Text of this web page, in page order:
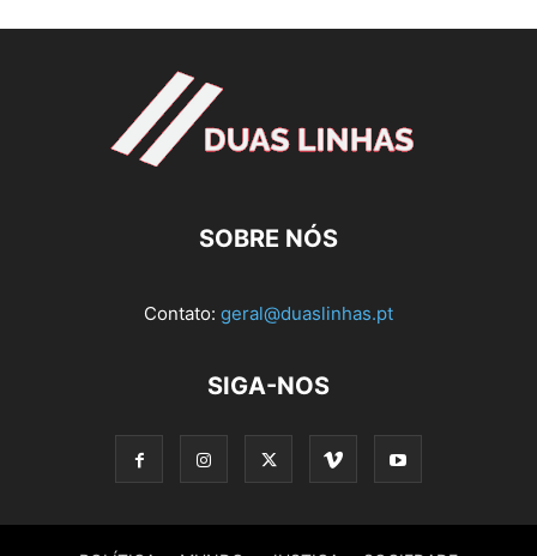
SOBRE NÓS
Contato: geral@duaslinhas.pt
SIGA-NOS